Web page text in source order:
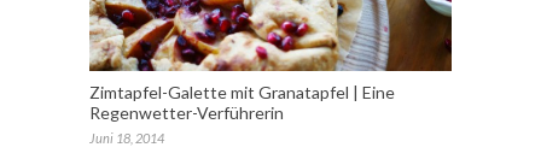
Zimtapfel-Galette mit Granatapfel | Eine
Regenwetter-Verführerin
Juni 18, 2014